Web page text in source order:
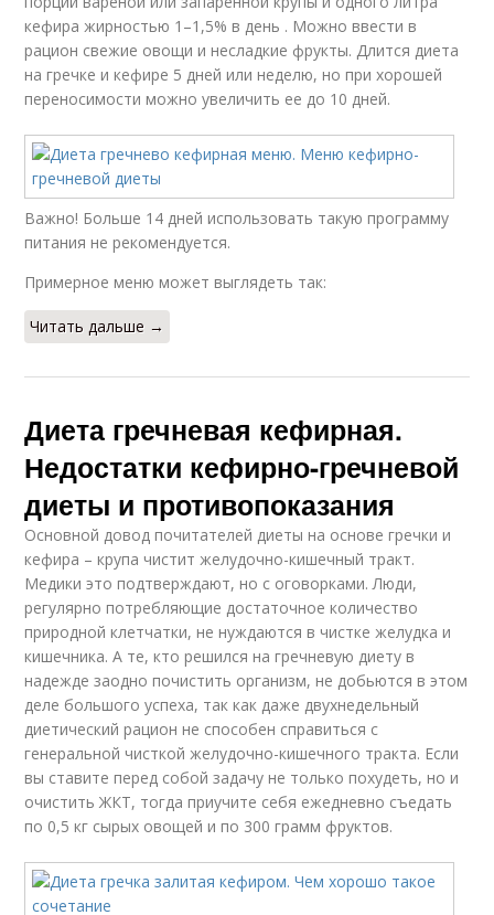
кефира жирностью 1–1,5% в день . Можно ввести в
рацион свежие овощи и несладкие фрукты. Длится диета
на гречке и кефире 5 дней или неделю, но при хорошей
переносимости можно увеличить ее до 10 дней.
Важно! Больше 14 дней использовать такую программу
питания не рекомендуется.
Примерное меню может выглядеть так:
Читать дальше →
Диета гречневая кефирная.
Недостатки кефирно-гречневой
диеты и противопоказания
Основной довод почитателей диеты на основе гречки и
кефира – крупа чистит желудочно-кишечный тракт.
Медики это подтверждают, но с оговорками. Люди,
регулярно потребляющие достаточное количество
природной клетчатки, не нуждаются в чистке желудка и
кишечника. А те, кто решился на гречневую диету в
надежде заодно почистить организм, не добьются в этом
деле большого успеха, так как даже двухнедельный
диетический рацион не способен справиться с
генеральной чисткой желудочно-кишечного тракта. Если
вы ставите перед собой задачу не только похудеть, но и
очистить ЖКТ, тогда приучите себя ежедневно съедать
по 0,5 кг сырых овощей и по 300 грамм фруктов.